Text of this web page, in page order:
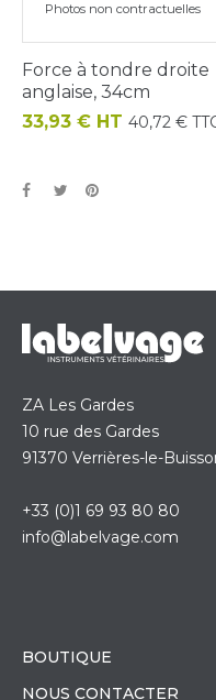
Photos non contractuelles
Force à tondre droite
anglaise, 34cm
Prix
33,93 € HT 40,72 €
ZA Les Gardes
10 rue des Gardes
91370 Verrières-le-
+33 (0)1 69 93 80 80
info@labelvage.com
BOUTIQUE
NOUS CONTACTER